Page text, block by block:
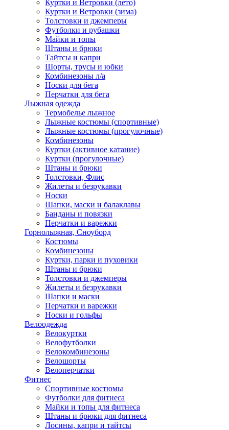
Куртки и Ветровки (лето)
Куртки и Ветровки (зима)
Толстовки и джемперы
Футболки и рубашки
Майки и топы
Штаны и брюки
Тайтсы и капри
Шорты, трусы и юбки
Комбинезоны л/а
Носки для бега
Перчатки для бега
Лыжная одежда
Термобелье лыжное
Лыжные костюмы (спортивные)
Лыжные костюмы (прогулочные)
Комбинезоны
Куртки (активное катание)
Куртки (прогулочные)
Штаны и брюки
Толстовки, Флис
Жилеты и безрукавки
Носки
Шапки, маски и балаклавы
Банданы и повязки
Перчатки и варежки
Горнолыжная, Сноуборд
Костюмы
Комбинезоны
Куртки, парки и пуховики
Штаны и брюки
Толстовки и джемперы
Жилеты и безрукавки
Шапки и маски
Перчатки и варежки
Носки и гольфы
Велоодежда
Велокуртки
Велофутболки
Велокомбинезоны
Велошорты
Велоперчатки
Фитнес
Спортивные костюмы
Футболки для фитнеса
Майки и топы для фитнеса
Штаны и брюки для фитнеса
Лосины, капри и тайтсы